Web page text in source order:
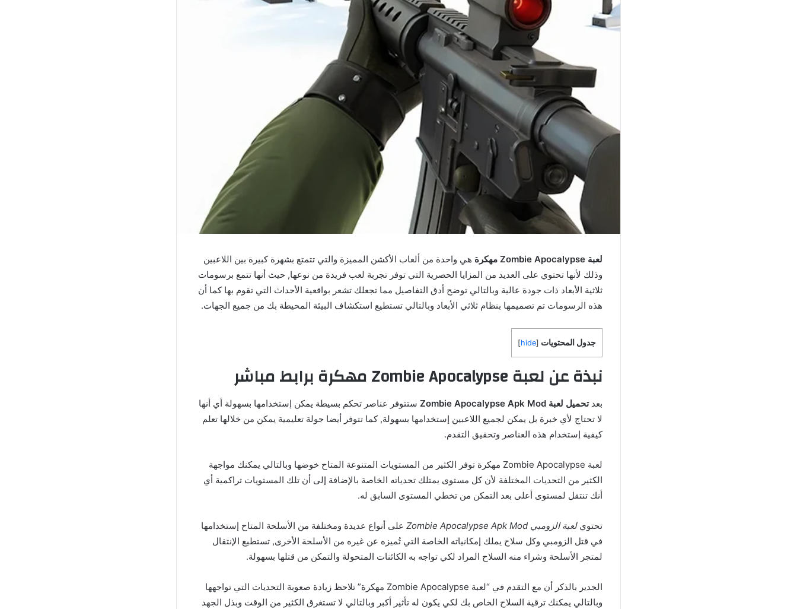
لعبة Zombie Apocalypse مهكرة
هي واحدة من ألعاب الأكشن المميزة والتي تتمتع بشهرة كبيرة بين اللاعبين
وذلك لأنها تحتوي على العديد من المزايا الحصرية التي توفر تجربة لعب فريدة من نوعها, حيث أنها تتمع برسومات
ثلاثية الأبعاد ذات جودة عالية وبالتالي توضح أدق التفاصيل مما تجعلك تشعر بواقعية الأحداث التي تقوم بها كما أن
هذه الرسومات تم تصميمها بنظام ثلاثي الأبعاد وبالتالي تستطيع استكشاف البيئة المحيطة بك من جميع الجهات.
جدول المحتويات [
hide
]
نبذة عن لعبة Zombie Apocalypse مهكرة برابط مباشر
بعدتحميل لعبة Zombie Apocalypse Apk Mod
ستتوفر عناصر تحكم بسيطة يمكن إستخدامها بسهولة أي أنها
لا تحتاج لأي خبرة بل يمكن لجميع اللاعبين إستخدامها بسهولة, كما تتوفر أيضا جولة تعليمية يمكن من خلالها تعلم
كيفية إستخدام هذه العناصر وتحقيق التقدم.
لعبة Zombie Apocalypse مهكرة توفر الكثير من المستويات المتنوعة المتاح خوضها وبالتالي يمكنك مواجهة
الكثير من التحديات المختلفة لأن كل مستوى يمتلك تحدياته الخاصة بالإضافة إلى أن تلك المستويات تراكمية أي
أنك تنتقل لمستوى أعلى بعد التمكن من تخطي المستوى السابق له.
تحتويلعبة الزومبي Zombie Apocalypse Apk Mod
على أنواع عديدة ومختلفة من الأسلحة المتاح إستخدامها
في قتل الزومبي وكل سلاح يملك إمكانياته الخاصة التي تُميزه عن غيره من الأسلحة الأخرى, تستطيع الإنتقال
لمتجر الأسلحة وشراء منه السلاح المراد لكي تواجه به الكائنات المتحولة والتمكن من قتلها بسهولة.
الجدير بالذكر أن مع التقدم في “لعبة Zombie Apocalypse مهكرة” تلاحظ زيادة صعوبة التحديات التي تواجهها
وبالتالي يمكنك ترقية السلاح الخاص بك لكي يكون له تأثير أكبر وبالتالي لا تستغرق الكثير من الوقت وبذل الجهد